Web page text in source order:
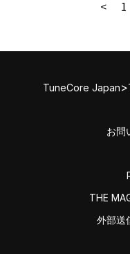
< 1
TuneCore Japan>
お問
THE
外部送